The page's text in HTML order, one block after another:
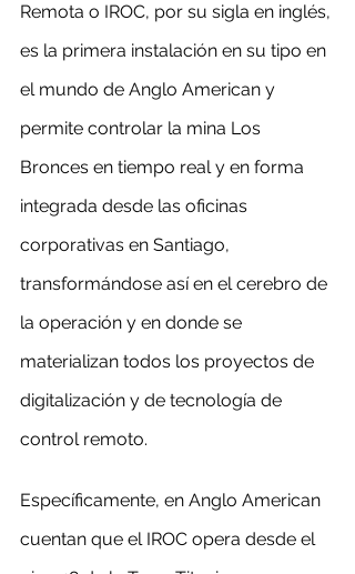
Remota o IROC, por su sigla en inglés,
es la primera instalación en su tipo en
el mundo de Anglo American y
permite controlar la mina Los
Bronces en tiempo real y en forma
integrada desde las oficinas
corporativas en Santiago,
transformándose así en el cerebro de
la operación y en donde se
materializan todos los proyectos de
digitalización y de tecnología de
control remoto.
Específicamente, en Anglo American
cuentan que el IROC opera desde el